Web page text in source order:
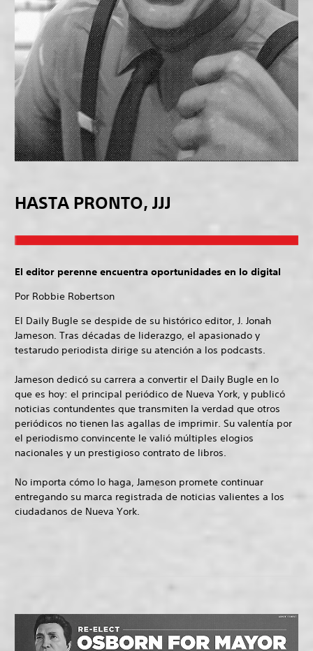
HASTA PRONTO, JJJ
El editor perenne encuentra oportunidades en lo digital
Por Robbie Robertson
El Daily Bugle se despide de su histórico editor, J. Jonah
Jameson. Tras décadas de liderazgo, el apasionado y
testarudo periodista dirige su atención a los podcasts.
Jameson dedicó su carrera a convertir el Daily Bugle en lo
que es hoy: el principal periódico de Nueva York, y publicó
noticias contundentes que transmiten la verdad que otros
periódicos no tienen las agallas de imprimir. Su valentía por
el periodismo convincente le valió múltiples elogios
nacionales y un prestigioso contrato de libros.
No importa cómo lo haga, Jameson promete continuar
entregando su marca registrada de noticias valientes a los
ciudadanos de Nueva York.